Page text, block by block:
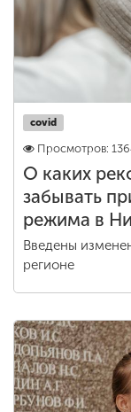
covid
Просмотров:
О каких
забывать
режима в
Введены
регионе